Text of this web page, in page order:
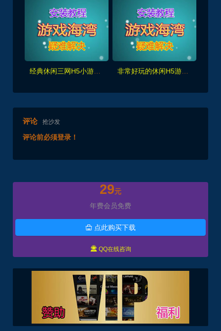
经典休闲三网H5小游戏【幻想英雄梦】WIN系服务端+启动简单 非常好玩的休闲H5游戏【勇士征程】WIN系服务端+详细搭建教程+源码
评论 抢沙发
评论前必须登录！
29元
年费会员免费
 点此购买下载
 QQ在线咨询